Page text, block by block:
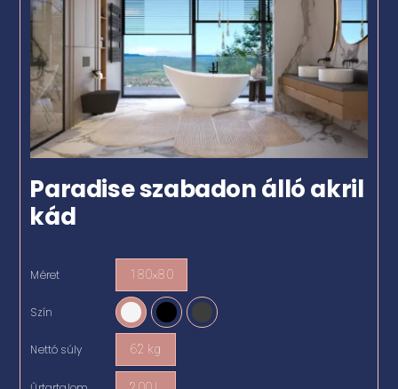
Paradise szabadon álló akril
kád
Méret 180×80
Szín
Nettó súly 62 kg